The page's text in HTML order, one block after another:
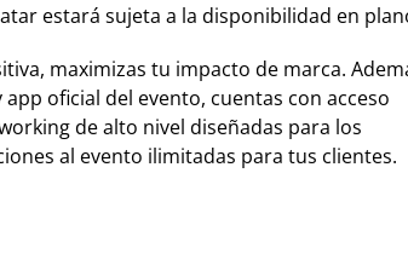
estará sujeta a la disponibilidad en
maximizas tu impacto de marca.
oficial del evento, cuentas con acceso
de alto nivel diseñadas para los
al evento ilimitadas para tus clientes.